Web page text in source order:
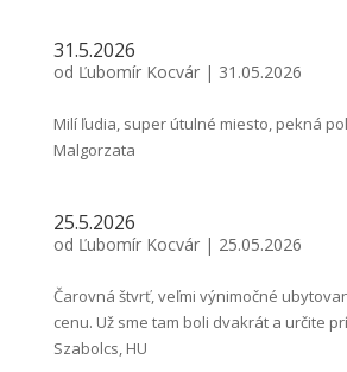
31.5.2026
od Ľubomír Kocvár| 31.05.2026
Milí ľudia, super útulné miesto, pekná
Malgorzata
25.5.2026
od Ľubomír Kocvár| 25.05.2026
Čarovná štvrť, veľmi výnimočné
cenu. Už sme tam boli dvakrát a určite
Szabolcs, HU